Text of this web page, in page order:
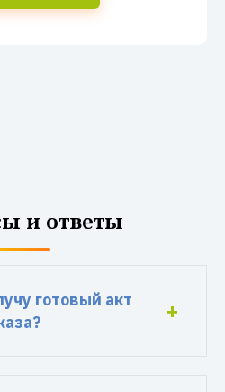
и ответы
готовый акт